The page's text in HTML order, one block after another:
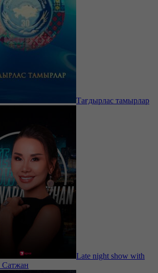
Тағдырлас тамырлар
Late night show with
Сатжан